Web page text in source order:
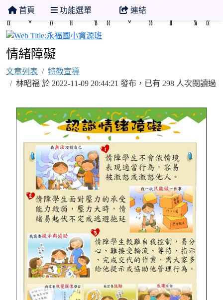
首頁 功能選單 連結
情緒障礙
文章列表
特教宣導
林昭福 於 2022-11-09 20:44:21 發布，已有 298 人次閱讀過